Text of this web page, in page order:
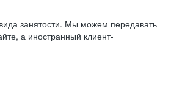
занятости. Мы можем передавать
а иностранный клиент-